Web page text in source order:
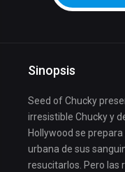
Sinopsis
Seed of Chucky
irresistible Chucky y
Hollywood se
urbana de sus
resucitarlos. Pero las